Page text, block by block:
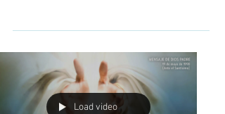
Load video